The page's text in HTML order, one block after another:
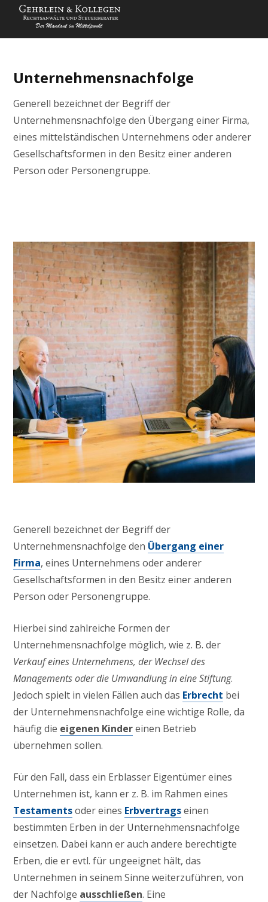
Unternehmensnachfolge
Generell bezeichnet der Begriff der
Unternehmensnachfolge den Übergang einer Firma,
eines mittelständischen Unternehmens oder anderer
Gesellschaftsformen in den Besitz einer anderen
Person oder Personengruppe.
Generell bezeichnet der Begriff der
Unternehmensnachfolge den Übergang einer
Firma, eines Unternehmens oder anderer
Gesellschaftsformen in den Besitz einer anderen
Person oder Personengruppe.
Hierbei sind zahlreiche Formen der
Unternehmensnachfolge möglich, wie z. B. der
Verkauf eines Unternehmens, der Wechsel des
Managements oder die Umwandlung in eine Stiftung.
Jedoch spielt in vielen Fällen auch das Erbrecht bei
der Unternehmensnachfolge eine wichtige Rolle, da
häufig die eigenen Kindereinen Betrieb
übernehmen sollen.
Für den Fall, dass ein Erblasser Eigentümer eines
Unternehmen ist, kann er z. B. im Rahmen eines
Testamentsoder eines Erbvertragseinen
bestimmten Erben in der Unternehmensnachfolge
einsetzen. Dabei kann er auch andere berechtigte
Erben, die er evtl. für ungeeignet hält, das
Unternehmen in seinem Sinne weiterzuführen, von
der Nachfolge ausschließen. Eine